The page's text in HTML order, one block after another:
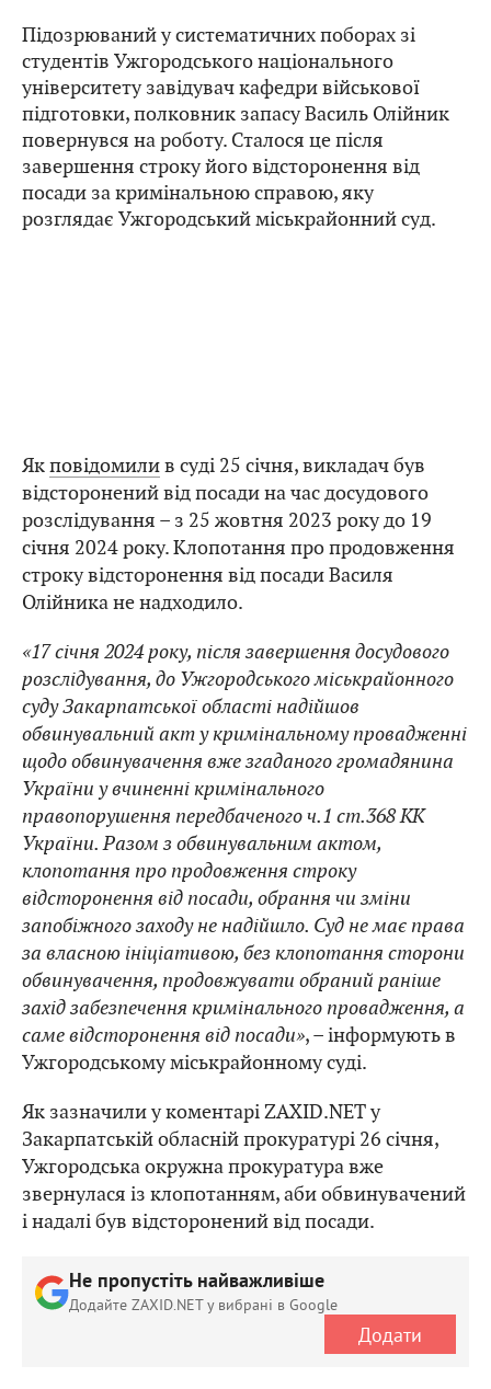
Підозрюваний у систематичних поборах зі
студентів Ужгородського національного
університету завідувач кафедри військової
підготовки, полковник запасу Василь Олійник
повернувся на роботу. Сталося це після
завершення строку його відсторонення від
посади за кримінальною справою, яку
розглядає Ужгородський міськрайонний суд.
Якповідомилив суді 25 січня, викладач був
відсторонений від посади на час досудового
розслідування – з 25 жовтня 2023 року до 19
січня 2024 року. Клопотання про продовження
строку відсторонення від посади Василя
Олійника не надходило.
«17 січня 2024 року, після завершення досудового
розслідування, до Ужгородського міськрайонного
суду Закарпатської області надійшов
обвинувальний акт у кримінальному провадженні
щодо обвинувачення вже згаданого громадянина
України у вчиненні кримінального
правопорушення передбаченого ч.1 ст.368 КК
України. Разом з обвинувальним актом,
клопотання про продовження строку
відсторонення від посади, обрання чи зміни
запобіжного заходу не надійшло. Суд не має права
за власною ініціативою, без клопотання сторони
обвинувачення, продовжувати обраний раніше
захід забезпечення кримінального провадження, а
саме відсторонення від посади», – інформують в
Ужгородському міськрайонному суді.
Як зазначили у коментарі ZAXID.NET у
Закарпатській обласній прокуратурі 26 січня,
Ужгородська окружна прокуратура вже
звернулася із клопотанням, аби обвинувачений
і надалі був відсторонений від посади.
Не пропустіть найважливіше
Додайте ZAXID.NET у вибрані в Google
Додати